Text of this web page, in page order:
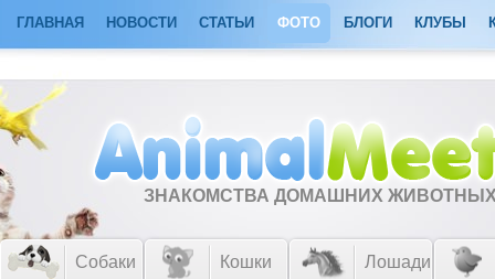
ГЛАВНАЯ НОВОСТИ СТАТЬИ ФОТО БЛОГИ КЛУБЫ
ЗНАКОМСТВА ДОМАШНИХ
Собаки Кошки Лошади